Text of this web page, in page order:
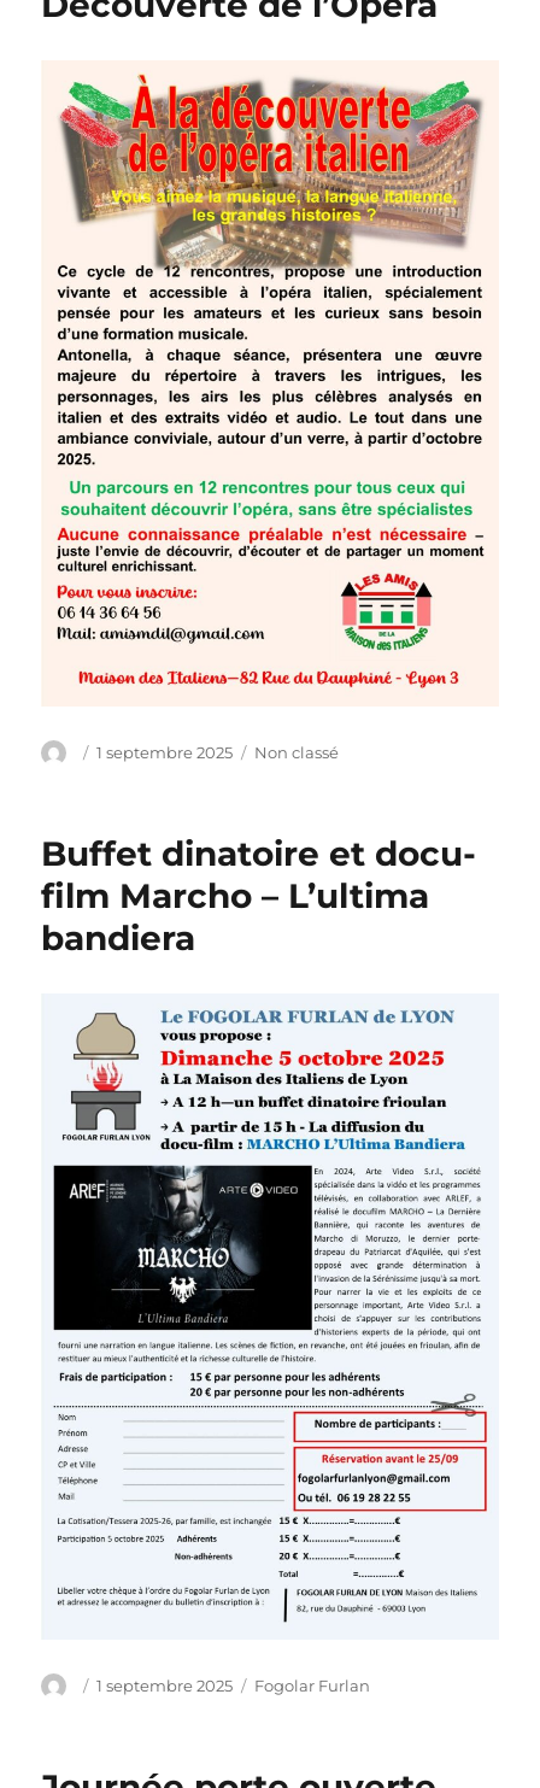
Auteur
Publié
1 septembre 2025 Catégories
Non classé
Buffet dinatoire et docu-
film Marcho – L’ultima
bandiera
Auteur
Publié
1 septembre 2025 Catégories
Fogolar Furlan